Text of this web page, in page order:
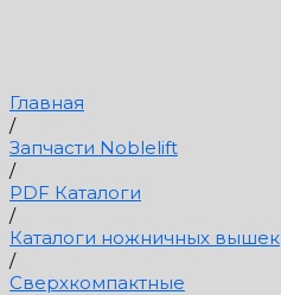
Главная
/
Запчасти Noblelift
/
PDF Каталоги
/
Каталоги ножничных вышек
/
Сверхкомпактные